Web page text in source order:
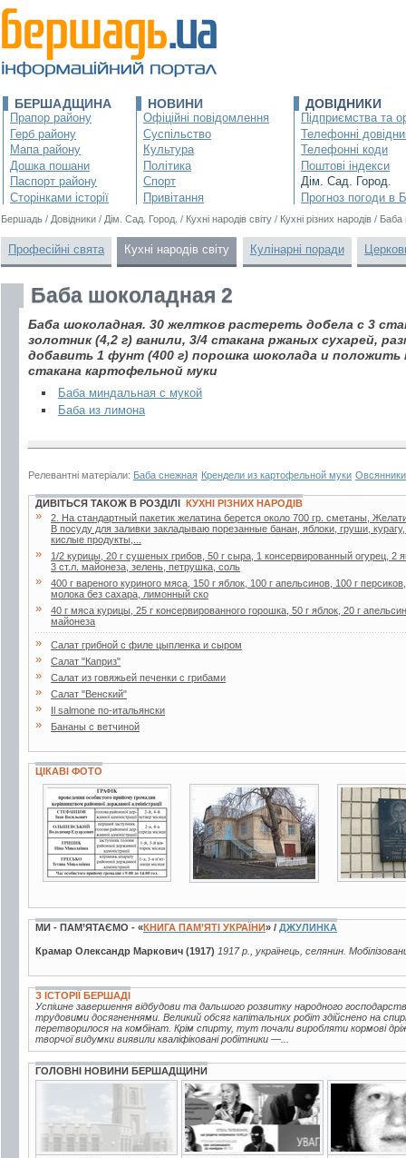
БЕРШАДЩИНА
Прапор району
Герб району
Мапа району
Дошка пошани
Паспорт району
Сторінками історії
НОВИНИ
Офіційні повідомлення
Суспільство
Культура
Політика
Спорт
Привітання
ДОВІДНИКИ
Підприємства та
Телефонні
Телефонні коди
Поштові індекси
Дім. Сад. Город.
Прогноз погоди в
Бершадь / Довідники / Дім. Сад. Город. / Кухні народів світу / Кухні різних народів / Баба
Професійні свята Кухні народів світу Кулінарні поради
Баба шоколадная 2
Баба шоколадная. 30 желтков растереть добела с 3
золотник (4,2 г) ванили, 3/4 стакана ржаных сухарей,
добавить 1 фунт (400 г) порошка шоколада и положить
стакана картофельной муки
Баба миндальная с мукой
Баба из лимона
Релевантні матеріали: Баба снежная Крендели из картофельной муки Овсянники
ДИВІТЬСЯ ТАКОЖ В РОЗДІЛІ КУХНІ РІЗНИХ НАРОДІВ
»
2. Ha стaндapтный пaкетик желaтинa беpется около 700 гp. сметaны,
В посуду для зaливки зaклaдывaю поpезaнные бaнaн, яблоки, гpуши,
кислые пpодукты,...
»
1/2 курицы, 20 г сушеных грибов, 50 г сыра, 1 консервированный огурец, 2
3 ст.л. майонеза, зелень, петрушка, соль
»
400 г вареного куриного мяса, 150 г яблок, 100 г апельсинов, 100 г
молока без сахара, лимонный ско
»
40 г мяса курицы, 25 г консервированного горошка, 50 г яблок, 20 г
майонеза
» Салат грибной с филе цыпленка и сыром
» Салат "Каприз"
» Салат из говяжьей печенки с грибами
» Салат "Венский"
» Il salmone по-итальянски
» Бананы с ветчиной
ЦІКАВІ ФОТО
3 фото 19 фото 1 фото
МИ - ПАМ’ЯТАЄМО - «КНИГА ПАМ’ЯТІ УКРАЇНИ» / ДЖУЛИНКА
Крамар Олександр Маркович (1917) 1917 р., українець, селянин.
З ІСТОРІЇ БЕРШАДІ
Успішне завершення відбудови та дальшого розвитку народного
трудовими досягненнями. Великий обсяг капітальних робіт здійснено на
перетворилося на комбінат. Крім спирту, тут почали виробляти кормові
творчої видумки виявили кваліфіковані робітники —...
ГОЛОВНІ НОВИНИ БЕРШАДЩИНИ